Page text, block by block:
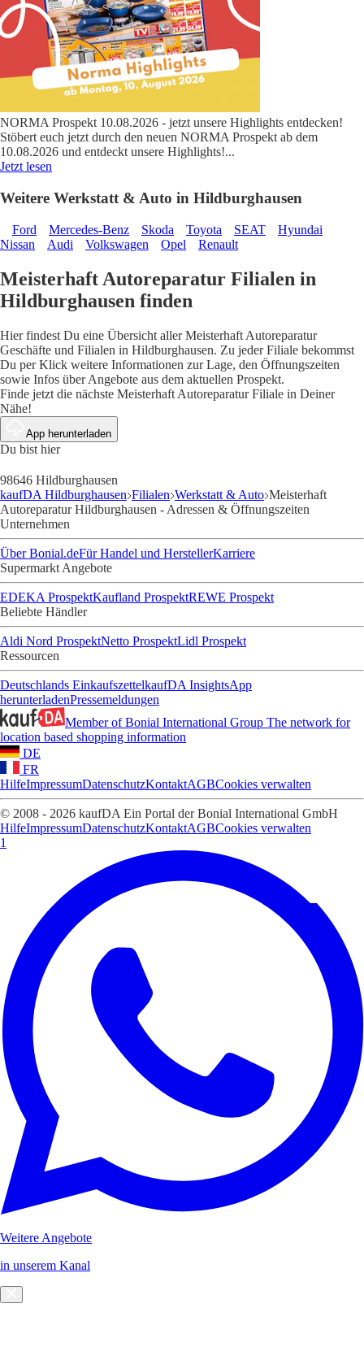
NORMA Prospekt 10.08.2026 - jetzt unsere Highlights entdecken!
Stöbert euch jetzt durch den neuen NORMA Prospekt ab dem
10.08.2026 und entdeckt unsere Highlights!...
Jetzt lesen
Weitere Werkstatt & Auto in Hildburghausen
Ford Mercedes-Benz Skoda Toyota SEAT
Hyundai
Nissan
Audi Volkswagen Opel Renault
Meisterhaft Autoreparatur Filialen in
Hildburghausen finden
Hier findest Du eine Übersicht aller Meisterhaft Autoreparatur
Geschäfte und Filialen in Hildburghausen. Zu jeder Filiale bekommst
Du per Klick weitere Informationen zur Lage, den Öffnungszeiten
sowie Infos über Angebote aus dem aktuellen Prospekt.
Finde jetzt die nächste Meisterhaft Autoreparatur Filiale in Deiner
Nähe!
App herunterladen
Du bist hier
98646 Hildburghausen
kaufDA Hildburghausen Filialen Werkstatt & Auto Meisterhaft
Autoreparatur Hildburghausen - Adressen & Öffnungszeiten
Unternehmen
Über Bonial.deFür Handel und HerstellerKarriere
Supermarkt Angebote
EDEKA ProspektKaufland ProspektREWE Prospekt
Beliebte Händler
Aldi Nord ProspektNetto ProspektLidl Prospekt
Ressourcen
Deutschlands EinkaufszettelkaufDA InsightsApp
herunterladenPressemeldungen
Member of Bonial International Group The network for
location based shopping information
DE
FR
HilfeImpressumDatenschutzKontaktAGBCookies verwalten
© 2008 - 2026 kaufDA Ein Portal der Bonial International GmbH
HilfeImpressumDatenschutzKontaktAGBCookies verwalten
1
Weitere Angebote
in unserem Kanal